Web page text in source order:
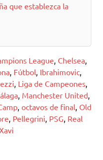
que establezca la
League, Chelsea,
, Fútbol, Ibrahimovic,
, Liga de Campeones,
, Manchester United,
, octavos de final, Old
, Pellegrini, PSG, Real